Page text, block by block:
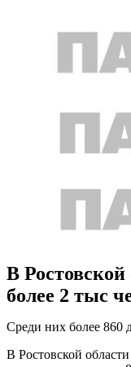
В
более 2 тыс
Среди них более 860
В Ростовской